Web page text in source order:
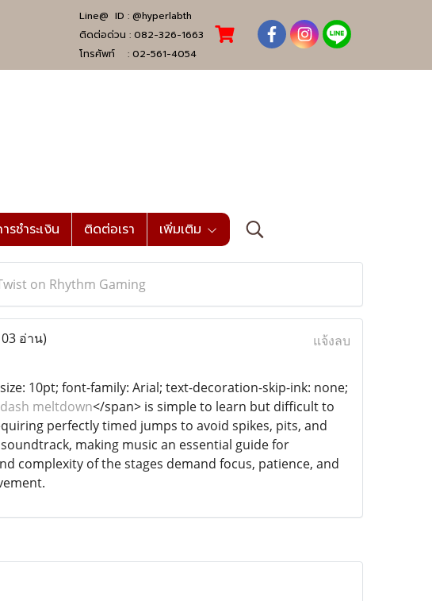
Line@ ID : @hyperlabth
ติดต่อด่วน : 082-326-1663
โทรศัพท์ : 02-561-4054
รชำระเงิน ติดต่อเรา เพิ่มเติม
on Rhythm Gaming
อ่าน) แจ้งลบ
10pt; font-family: Arial; text-decoration-skip-ink: none;
meltdown</span> is simple to learn but difficult to
perfectly timed jumps to avoid spikes, pits, and
making music an essential guide for
complexity of the stages demand focus, patience, and